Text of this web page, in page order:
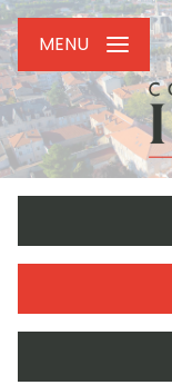
MENU
De l'immo pro